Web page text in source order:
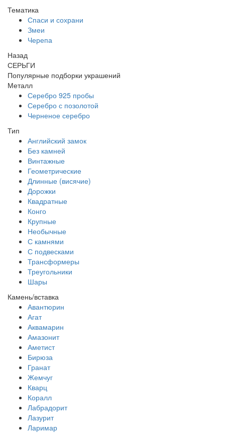
Тематика
Спаси и сохрани
Змеи
Черепа
Назад
СЕРЬГИ
Популярные подборки украшений
Металл
Серебро 925 пробы
Серебро с позолотой
Черненое серебро
Тип
Английский замок
Без камней
Винтажные
Геометрические
Длинные (висячие)
Дорожки
Квадратные
Конго
Крупные
Необычные
С камнями
С подвесками
Трансформеры
Треугольники
Шары
Камень/вставка
Авантюрин
Агат
Аквамарин
Амазонит
Аметист
Бирюза
Гранат
Жемчуг
Кварц
Коралл
Лабрадорит
Лазурит
Ларимар